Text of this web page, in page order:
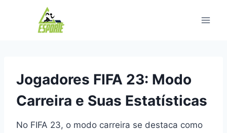
Jogadores FIFA 23: Modo
Carreira e Suas Estatísticas
No FIFA 23, o modo carreira se destaca como